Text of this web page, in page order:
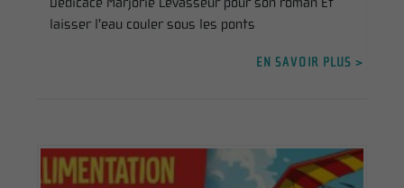
laisser l'eau couler sous les ponts
EN SAVOIR PLUS >